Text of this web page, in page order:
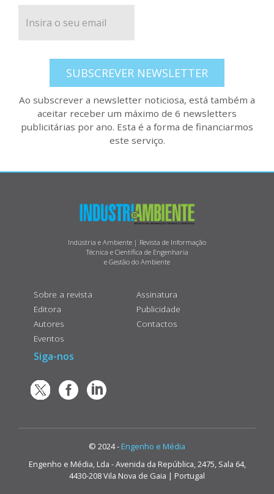
SUBSCREVER NEWSLETTER
Ao subscrever a newsletter noticiosa, está também a
aceitar receber um máximo de 6 newsletters
publicitárias por ano. Esta é a forma de financiarmos
este serviço.
Indústria e Ambiente | Revista de Informação
Técnica e Científica de Engenharia
e Gestão do Ambiente
Sobre a revista
Editora
Autores
Eventos
Assinatura
Publicidade
Contactos
Siga-nos
© 2024 - Engenho e Média
Engenho e Média, Lda - Avenida da República, 2475, Sala 64,
4430-208 Vila Nova de Gaia | Portugal